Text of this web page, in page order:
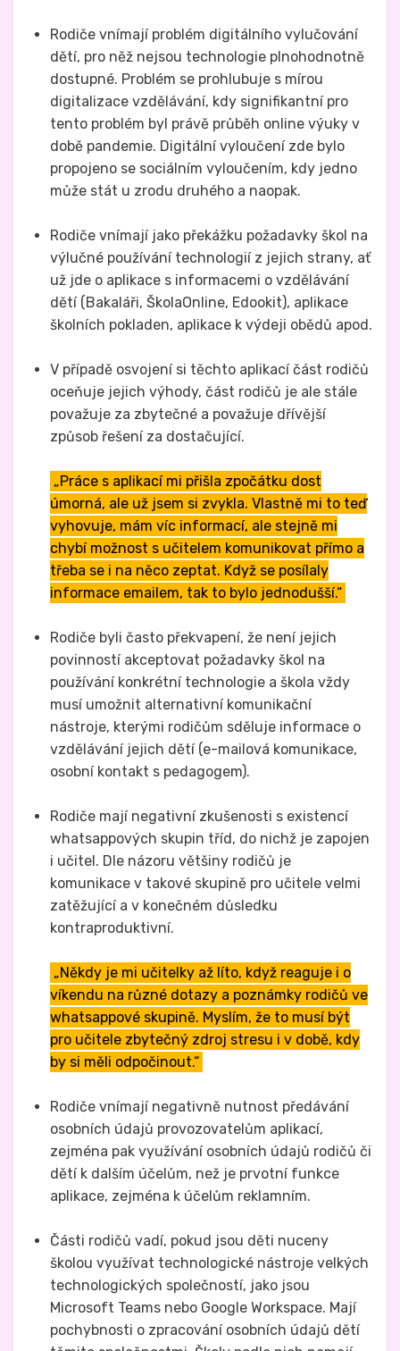
Rodiče vnímají problém digitálního vylučování
dětí, pro něž nejsou technologie plnohodnotně
dostupné. Problém se prohlubuje s mírou
digitalizace vzdělávání, kdy signifikantní pro
tento problém byl právě průběh online výuky v
době pandemie. Digitální vyloučení zde bylo
propojeno se sociálním vyloučením, kdy jedno
může stát u zrodu druhého a naopak.
Rodiče vnímají jako překážku požadavky škol na
výlučné používání technologií z jejich strany, ať
už jde o aplikace s informacemi o vzdělávání
dětí (Bakaláři, ŠkolaOnline, Edookit), aplikace
školních pokladen, aplikace k výdeji obědů apod.
V případě osvojení si těchto aplikací část rodičů
oceňuje jejich výhody, část rodičů je ale stále
považuje za zbytečné a považuje dřívější
způsob řešení za dostačující.
„Práce s aplikací mi přišla zpočátku dost
úmorná, ale už jsem si zvykla. Vlastně mi to teď
vyhovuje, mám víc informací, ale stejně mi
chybí možnost s učitelem komunikovat přímo a
třeba se i na něco zeptat. Když se posílaly
informace emailem, tak to bylo jednodušší.“
Rodiče byli často překvapení, že není jejich
povinností akceptovat požadavky škol na
používání konkrétní technologie a škola vždy
musí umožnit alternativní komunikační
nástroje, kterými rodičům sděluje informace o
vzdělávání jejich dětí (e-mailová komunikace,
osobní kontakt s pedagogem).
Rodiče mají negativní zkušenosti s existencí
whatsappových skupin tříd, do nichž je zapojen
i učitel. Dle názoru většiny rodičů je
komunikace v takové skupině pro učitele velmi
zatěžující a v konečném důsledku
kontraproduktivní.
„Někdy je mi učitelky až líto, když reaguje i o
víkendu na různé dotazy a poznámky rodičů ve
whatsappové skupině. Myslím, že to musí být
pro učitele zbytečný zdroj stresu i v době, kdy
by si měli odpočinout.“
Rodiče vnímají negativně nutnost předávání
osobních údajů provozovatelům aplikací,
zejména pak využívání osobních údajů rodičů či
dětí k dalším účelům, než je prvotní funkce
aplikace, zejména k účelům reklamním.
Části rodičů vadí, pokud jsou děti nuceny
školou využívat technologické nástroje velkých
technologických společností, jako jsou
Microsoft Teams nebo Google Workspace. Mají
pochybnosti o zpracování osobních údajů dětí